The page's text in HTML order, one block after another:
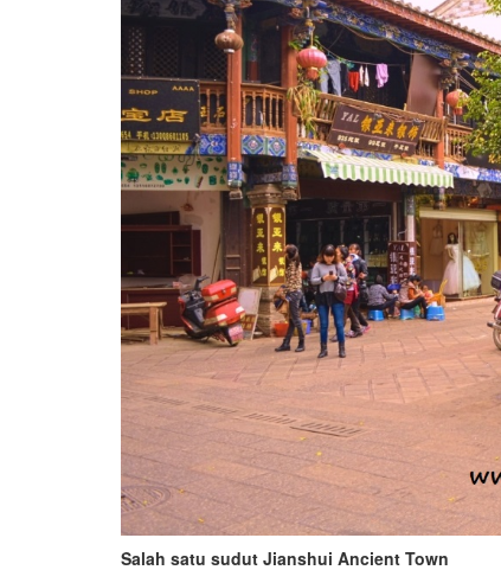
Salah satu sudut Jianshui Ancient Town